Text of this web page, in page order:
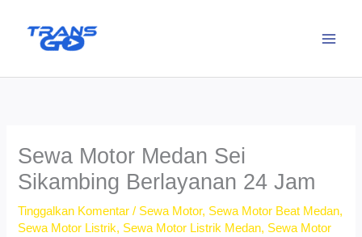
Sewa Motor Medan Sei
Sikambing Berlayanan 24 Jam
Tinggalkan Komentar / Sewa Motor, Sewa Motor Beat Medan,
Sewa Motor Listrik, Sewa Motor Listrik Medan, Sewa Motor